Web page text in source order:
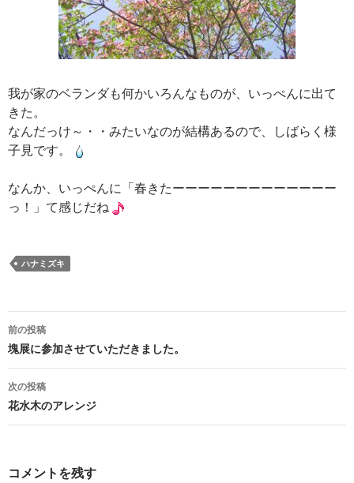
我が家のベランダも何かいろんなものが、いっぺんに出て
きた。
なんだっけ～・・みたいなのが結構あるので、しばらく様
子見です。
なんか、いっぺんに「春きたーーーーーーーーーーーーー
っ！」て感じだね
ハナミズキ
投
稿
ナ
ビ
ゲ
前の投稿
塊展に参加させていただきました。
次の投稿
花水木のアレンジ
コメントを残す